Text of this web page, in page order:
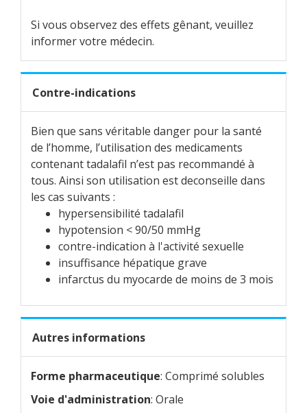
Si vous observez des effets gênant, veuillez
informer votre médecin.
Contre-indications
Bien que sans véritable danger pour la santé
de l’homme, l’utilisation des medicaments
contenant tadalafil n’est pas recommandé à
tous. Ainsi son utilisation est deconseille dans
les cas suivants :
hypersensibilité tadalafil
hypotension < 90/50 mmHg
contre-indication à l'activité sexuelle
insuffisance hépatique grave
infarctus du myocarde de moins de 3 mois
Autres informations
Forme pharmaceutique: Comprimé solubles
Voie d'administration: Orale